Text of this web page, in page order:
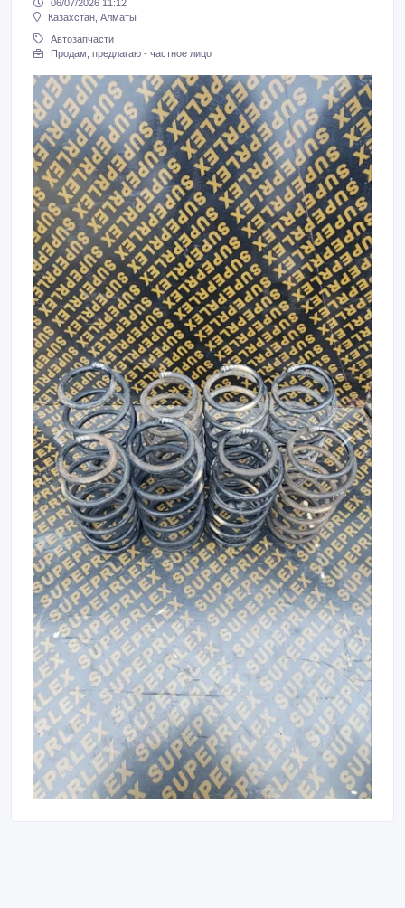
06/07/2026 11:12
Казахстан, Алматы
Автозапчасти
Продам, предлагаю - частное лицо